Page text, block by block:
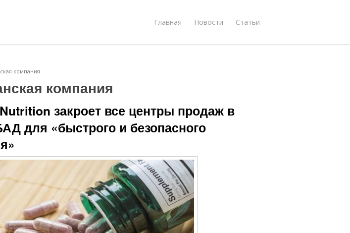
Главная Новости Статьи
компания
компания
закроет все центры продаж в
для «быстрого и безопасного